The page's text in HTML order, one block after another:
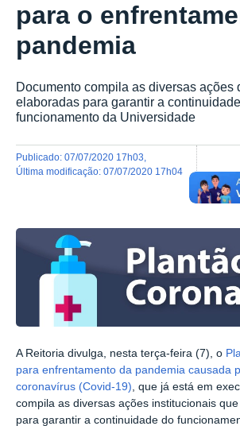
para o
pandemia
Documento compila as diversas ações
elaboradas para garantir a
funcionamento da Universidade
publicado: 07/07/2020 17h03
última modificação: 07/07/2020 17h04
A Reitoria divulga, nesta terça-feira (7), o
para enfrentamento da pandemia causada
coronavírus (Covid-19), que já está em
compila as diversas ações institucionais
para garantir a continuidade do